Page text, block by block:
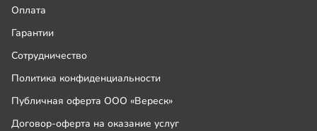
Оплата
Гарантии
Сотрудничество
Политика конфиденциальности
Публичная оферта ООО «Вереск»
Договор-оферта на оказание услуг